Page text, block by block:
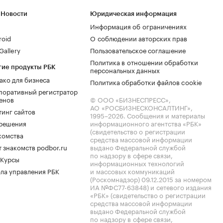
продукты РБК
для бизнеса
регистратор
сайтов
знакомств podbor.ru
управления РБК
Юридическая информация
Информация об ограничениях
О соблюдении авторских прав
Пользовательское соглашение
Политика в отношении обработки
персональных данных
Политика обработки файлов cookie
© ООО «БИЗНЕСПРЕСС»,
АО «РОСБИЗНЕСКОНСАЛТИНГ»,
1995–2026. Сообщения и материалы
информационного агентства «РБК»
(свидетельство о регистрации
средства массовой информации
выдано Федеральной службой
по надзору в сфере связи,
информационных технологий
и массовых коммуникаций
(Роскомнадзор) 09.12.2015 за номером
ИА №ФС77-63848) и сетевого издания
«РБК» (свидетельство о регистрации
средства массовой информации
выдано Федеральной службой
по надзору в сфере связи,